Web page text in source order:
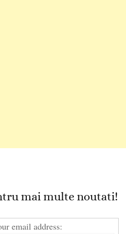
mai multe noutati!
email address: